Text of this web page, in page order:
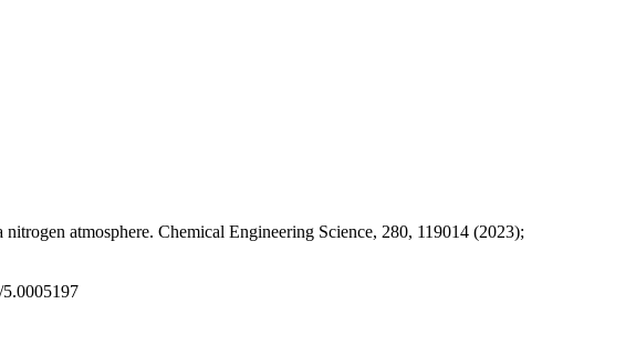
atmosphere. Chemical Engineering Science, 280, 119014 (2023);